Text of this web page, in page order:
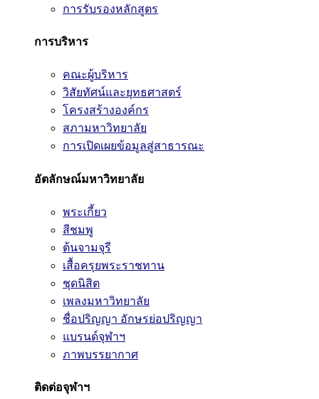
การรับรองหลักสูตร
การบริหาร
คณะผู้บริหาร
วิสัยทัศน์และยุทธศาสตร์
โครงสร้างองค์กร
สภามหาวิทยาลัย
การเปิดเผยข้อมูลสู่สาธารณะ
อัตลักษณ์มหาวิทยาลัย
พระเกี้ยว
สีชมพู
ต้นจามจุรี
เสื้อครุยพระราชทาน
ชุดนิสิต
เพลงมหาวิทยาลัย
ชื่อปริญญา อักษรย่อปริญญา
แบรนด์จุฬาฯ
ภาพบรรยากาศ
ติดต่อจุฬาฯ